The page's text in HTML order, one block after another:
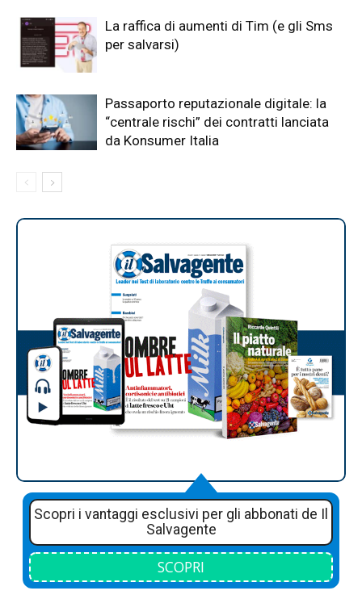
La raffica di aumenti di Tim (e gli Sms
per salvarsi)
Passaporto reputazionale digitale: la
“centrale rischi” dei contratti lanciata
da Konsumer Italia
Scopri i vantaggi esclusivi per gli abbonati de Il
Salvagente
SCOPRI